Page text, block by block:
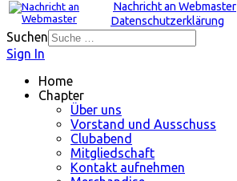
Nachricht an Webmaster
Datenschutzerklärung
Suchen
Sign In
Home
Chapter
Über uns
Vorstand und Ausschuss
Clubabend
Mitgliedschaft
Kontakt aufnehmen